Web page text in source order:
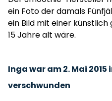
ein Foto der damals
ein Bild mit einer
15 Jahre alt wäre.
Inga war am 2. Mai
verschwunden